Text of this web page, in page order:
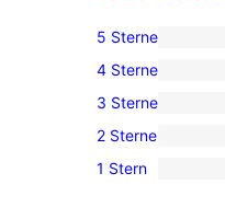
0
5-
Sterne-
Rezensionen
5 Sterne
0
4-
Sterne-
Rezensionen
4 Sterne
0
3-
Sterne-
3 Sterne
1
2-
2 Sterne
0
1 Stern